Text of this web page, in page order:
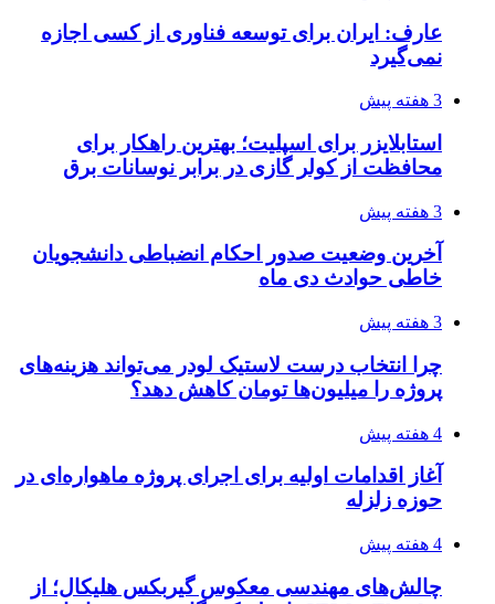
عارف: ایران برای توسعه فناوری از کسی اجازه
نمی‌گیرد
3 هفته پیش
استابلایزر برای اسپلیت؛ بهترین راهکار برای
محافظت از کولر گازی در برابر نوسانات برق
3 هفته پیش
آخرین وضعیت صدور احکام انضباطی دانشجویان
خاطی حوادث دی ماه
3 هفته پیش
چرا انتخاب درست لاستیک لودر می‌تواند هزینه‌های
پروژه را میلیون‌ها تومان کاهش دهد؟
4 هفته پیش
آغاز اقدامات اولیه برای اجرای پروژه ماهواره‌ای در
حوزه زلزله
4 هفته پیش
چالش‌های مهندسی معکوس گیربکس هلیکال؛ از